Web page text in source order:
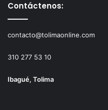
Contáctenos:
contacto@tolimaonline.com
310 277 53 10
Ibagué, Tolima